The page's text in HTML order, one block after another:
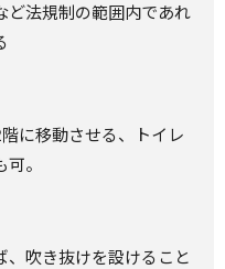
ど法規制の範囲内であれ
に移動させる、トイレ
。
、吹き抜けを設けること